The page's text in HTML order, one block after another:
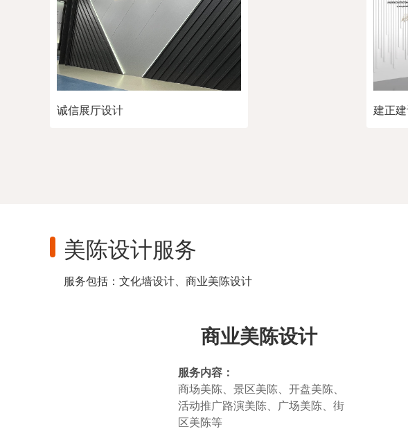
诚信展厅设计 建正
美陈设计服务
服务包括：文化墙设计、商业美陈设计
商业美陈设计
服务内容：
商场美陈、景区美陈、开盘美陈、
活动推广路演美陈、广场美陈、街
区美陈等